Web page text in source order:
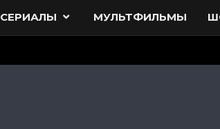
СЕРИАЛЫ МУЛЬТФИЛЬМЫ